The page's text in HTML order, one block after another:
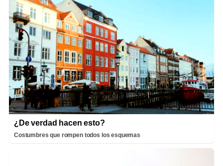
¿De verdad hacen esto?
Costumbres que rompen todos los esquemas